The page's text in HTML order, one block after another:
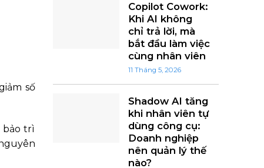
số
bảo trì
Copilot Cowork:
Khi AI không
chỉ trả lời, mà
bắt đầu làm việc
cùng nhân viên
11 Tháng 5, 2026
Shadow AI tăng
khi nhân viên tự
dùng công cụ:
Doanh nghiệp
nên quản lý thế
nào?